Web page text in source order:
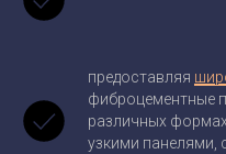
предоставляя
фиброцементные
различных
узкими панелями,